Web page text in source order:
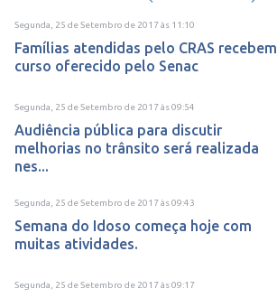
Segunda, 25 de Setembro de 2017às 11:10
Famílias atendidas pelo CRAS recebem
curso oferecido pelo Senac
Segunda, 25 de Setembro de 2017às09:54
Audiência pública para discutir
melhorias no trânsito será realizada
nes...
Segunda, 25 de Setembro de 2017às09:43
Semana do Idoso começa hoje com
muitas atividades.
Segunda, 25 de Setembro de 2017às09:17